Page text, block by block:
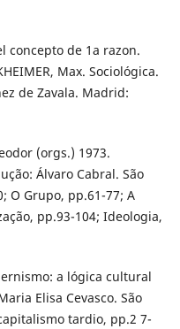
concepto de 1a razon.
Max. Sociológica.
de Zavala. Madrid:
(orgs.) 1973.
Álvaro Cabral. São
O Grupo, pp.61-77; A
pp.93-104; Ideologia,
a lógica cultural
Elisa Cevasco. São
tardio, pp.2 7-